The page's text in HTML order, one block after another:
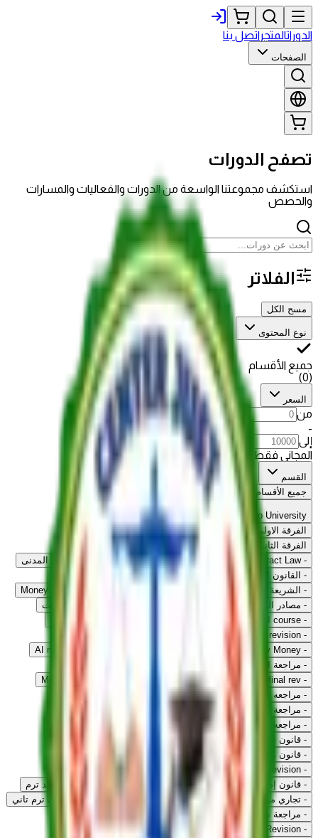
الدوراتالمتجراتصل بنا
الصفحات
تصفح الدورات
استكشف مجموعتنا الواسعة من الدورات والفعاليات والمسارات
والحصص
الفلاتر
مسح الكل
نوع المحتوى
جميع الأقسام
(
0
)
السعر
من
-
إلى
المجاني فقط
القسم
جميع الأقسام
Cairo University
الفرقة الاولى
الفرقة الثانية
-
Contract Law
-
International Law
-قانون جنائي
القانون المدنى
- القانون الادارى Economic Legislations
- الشريعة الاسلامية
Money & Banking
- مصادر التزام
قانون الاثبات
-
AI course
-
International midterm revision
مراجعة القانون الجنائي
-
Midterm Rev Money
AI midterm rev
- مراجعة الشريعة الإسلامية
-
economics final rev مراجعة نهائية جنائي
Money Final Rev
- مراجعه القانون الاداري -مراجة نهائية قانون اثبات
- مراجعة المدني تانية
- مراجعه الشريعة النهائية فرقة تانية
قانون جنائي ترم اول
- قانون تجاري الفرقة التانية
- قانون مدني ترم اول
القانون الإداري ترم اول
-
contract midterm revision
- قانون إداري ميدترم تاني -
مدني ميد ترم
- تجاري ميدترم ثالثة تاريخ قانون ميدترم
مراجعة نهائية جنائي ترم تاني
- مراجعة نهائية مدني تانية
مراجعة نهائية اداري ترم تاني
-
Int Law Fin Revision
مراجعة نهائية فلسفة القانون